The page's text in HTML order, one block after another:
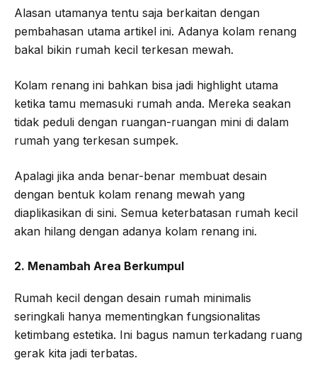
Alasan utamanya tentu saja berkaitan dengan
pembahasan utama artikel ini. Adanya kolam renang
bakal bikin rumah kecil terkesan mewah.
Kolam renang ini bahkan bisa jadi highlight utama
ketika tamu memasuki rumah anda. Mereka seakan
tidak peduli dengan ruangan-ruangan mini di dalam
rumah yang terkesan sumpek.
Apalagi jika anda benar-benar membuat desain
dengan bentuk kolam renang mewah yang
diaplikasikan di sini. Semua keterbatasan rumah kecil
akan hilang dengan adanya kolam renang ini.
2. Menambah Area Berkumpul
Rumah kecil dengan desain rumah minimalis
seringkali hanya mementingkan fungsionalitas
ketimbang estetika. Ini bagus namun terkadang ruang
gerak kita jadi terbatas.